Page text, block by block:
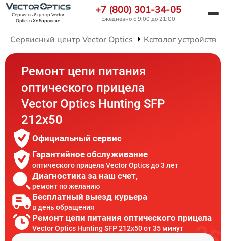
Сервисный центр Vector
Opticsв Хабаровске
+7 (800) 301-34-05
Ежедневно с 9:00 до 21:00
Сервисный центр Vector Optics Каталог устройств
Ремонт цепи питания
оптического прицела
Vector Optics Hunting SFP
212x50
Официальный сервис
Гарантийное обслуживание
оптического прицела Vector Optics до 3 лет
Диагностика за наш счет,
ремонт по желанию
Бесплатный выезд курьера
в день обращения
Ремонт цепи питания оптического прицела
Vector Optics Hunting SFP 212x50 от 35 минут